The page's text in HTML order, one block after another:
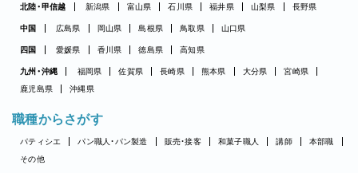
北陸・甲信越 新潟県 富山県 石川県 福井県 山梨県 長野県
中国 広島県 岡山県 島根県 鳥取県 山口県
四国 愛媛県 香川県 徳島県 高知県
九州・沖縄 福岡県 佐賀県 長崎県 熊本県 大分県
宮崎県
鹿児島県
沖縄県
職種からさがす
パティシエ パン職人・パン製造 販売・接客 和菓子職人 講師
本部職
その他